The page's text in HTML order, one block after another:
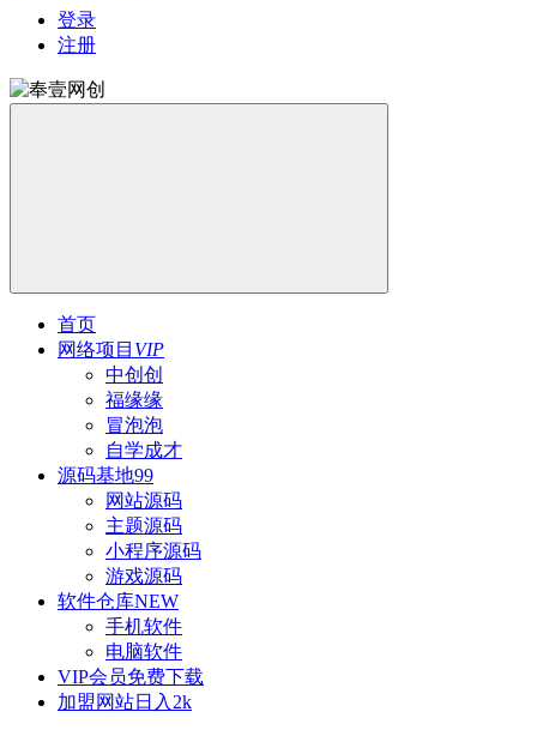
登录
注册
首页
网络项目 VIP
中创创
福缘缘
冒泡泡
自学成才
源码基地99
网站源码
主题源码
小程序源码
游戏源码
软件仓库NEW
手机软件
电脑软件
VIP会员免费下载
加盟网站日入2k